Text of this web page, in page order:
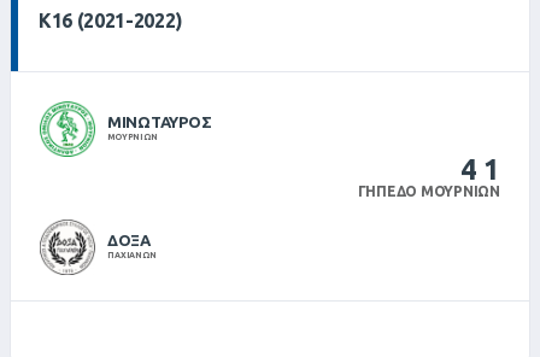
Κ16 (2021-2022)
ΜΙΝΩΤΑΥΡΟΣ
ΜΟΥΡΝΙΩΝ
4 1
ΓΉΠΕΔΟ ΜΟΥΡΝΙΏΝ
ΔΟΞΑ
ΠΑΧΙΑΝΩΝ